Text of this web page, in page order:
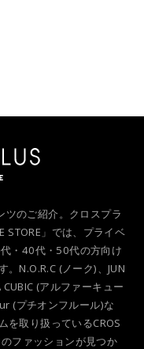
ツのご紹介。クロスプラ
STORE」では、プライベ
・40代・50代の方向け
N.O.R.C (ノーク)、JUN
(アルファーキュー
(プチオンフルール)な
を取り扱っているCROS
ファッションが見つか